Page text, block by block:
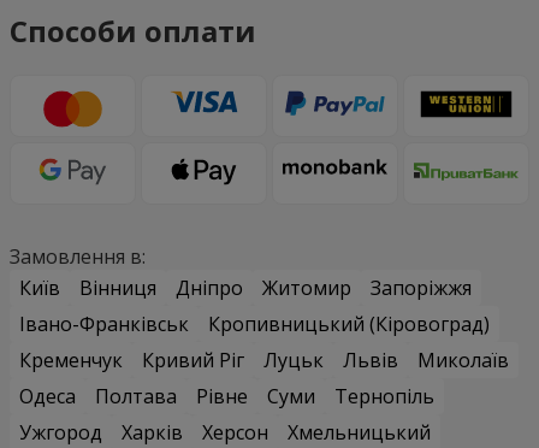
Способи оплати
Замовлення в:
Київ
Вінниця Дніпро Житомир
Запоріжжя
Івано-Франківськ
Кропивницький (Кіровоград)
Кременчук
Кривий Ріг Луцьк Львів
Миколаїв
Одеса
Полтава Рівне Суми
Тернопіль
Ужгород
Харків Херсон
Хмельницький